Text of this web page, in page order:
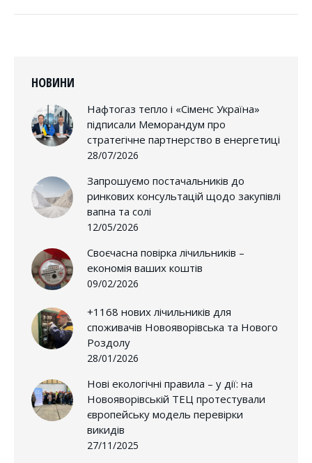
НОВИНИ
Нафтогаз тепло і «Сіменс Україна»
підписали Меморандум про
стратегічне партнерство в енергетиці
28/07/2026
Запрошуємо постачальників до
ринкових консультацій щодо закупівлі
вапна та солі
12/05/2026
Своєчасна повірка лічильників –
економія ваших коштів
09/02/2026
+1168 нових лічильників для
споживачів Новояворівська та Нового
Роздолу
28/01/2026
Нові екологічні правила – у дії: на
Новояворівській ТЕЦ протестували
європейську модель перевірки
викидів
27/11/2025